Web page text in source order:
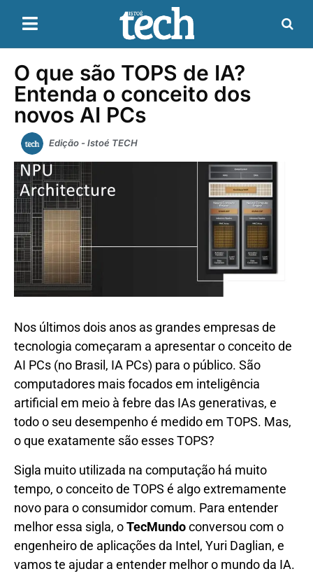
O que são TOPS de IA?
Entenda o conceito dos
novos AI PCs
Edição - Istoé TECH
Nos últimos dois anos as grandes empresas de
tecnologia começaram a apresentar o conceito de
AI PCs (no Brasil, IA PCs) para o público. São
computadores mais focados em inteligência
artificial em meio à febre das IAs generativas, e
todo o seu desempenho é medido em TOPS. Mas,
o que exatamente são esses TOPS?
Sigla muito utilizada na computação há muito
tempo, o conceito de TOPS é algo extremamente
novo para o consumidor comum. Para entender
melhor essa sigla, oTecMundoconversou com o
engenheiro de aplicações da Intel, Yuri Daglian, e
vamos te ajudar a entender melhor o mundo da IA.